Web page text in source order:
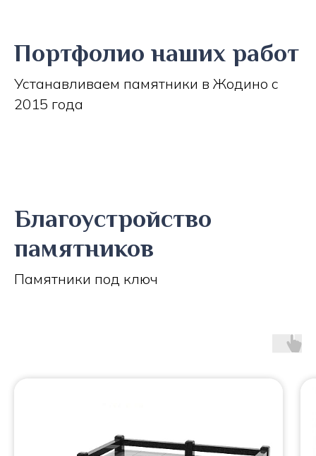
Портфолио наших работ
Устанавливаем памятники в Жодино с
2015 года
Благоустройство
памятников
Памятники под ключ